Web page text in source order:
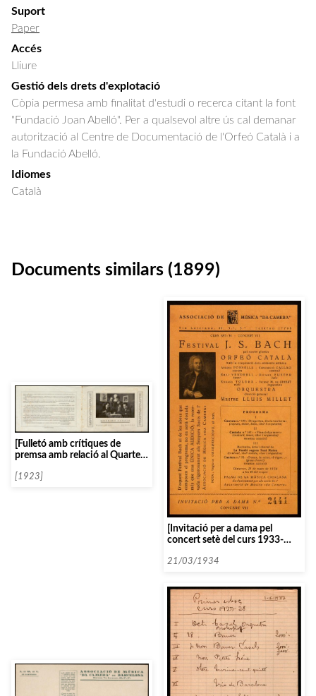
Suport
Paper
Accés
Lliure
Gestió dels drets d'explotació
Còpia permesa amb finalitat d'estudi o recerca citant la font
"Fundació Joan Abelló". Per a qualsevol altre ús cal demanar
autorització al Centre de Documentació de l'Orfeó Català i a
la Fundació Abelló.
Idiomes
Català
Documents similars (1899)
[Fulletó amb crítiques de
premsa amb relació al Quartet
[1923]
[Invitació per a dama pel
concert setè del curs 1933-
Bach]
21/03/1934